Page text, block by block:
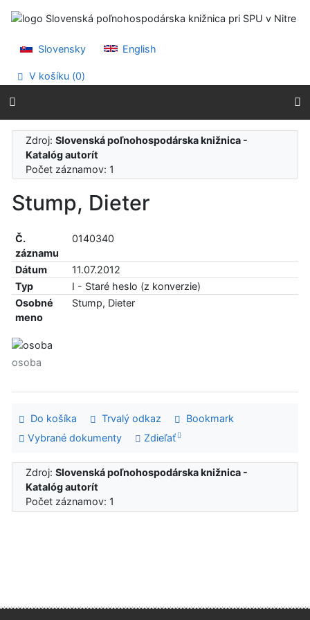
Prejsť na menu
Slovensky
English
V košíku (0)
Zdroj:Slovenská poľnohospodárska knižnica -
Katalóg autorít
Počet záznamov: 1
Stump, Dieter
Č.
záznamu
0140340
Dátum
11.07.2012
Typ
I - Staré heslo (z konverzie)
Osobné
meno
Stump, Dieter
osoba
Do košíka Trvalý odkaz
Bookmark
Vybrané dokumenty
Zdieľať
Zdroj:Slovenská poľnohospodárska knižnica -
Katalóg autorít
Počet záznamov: 1